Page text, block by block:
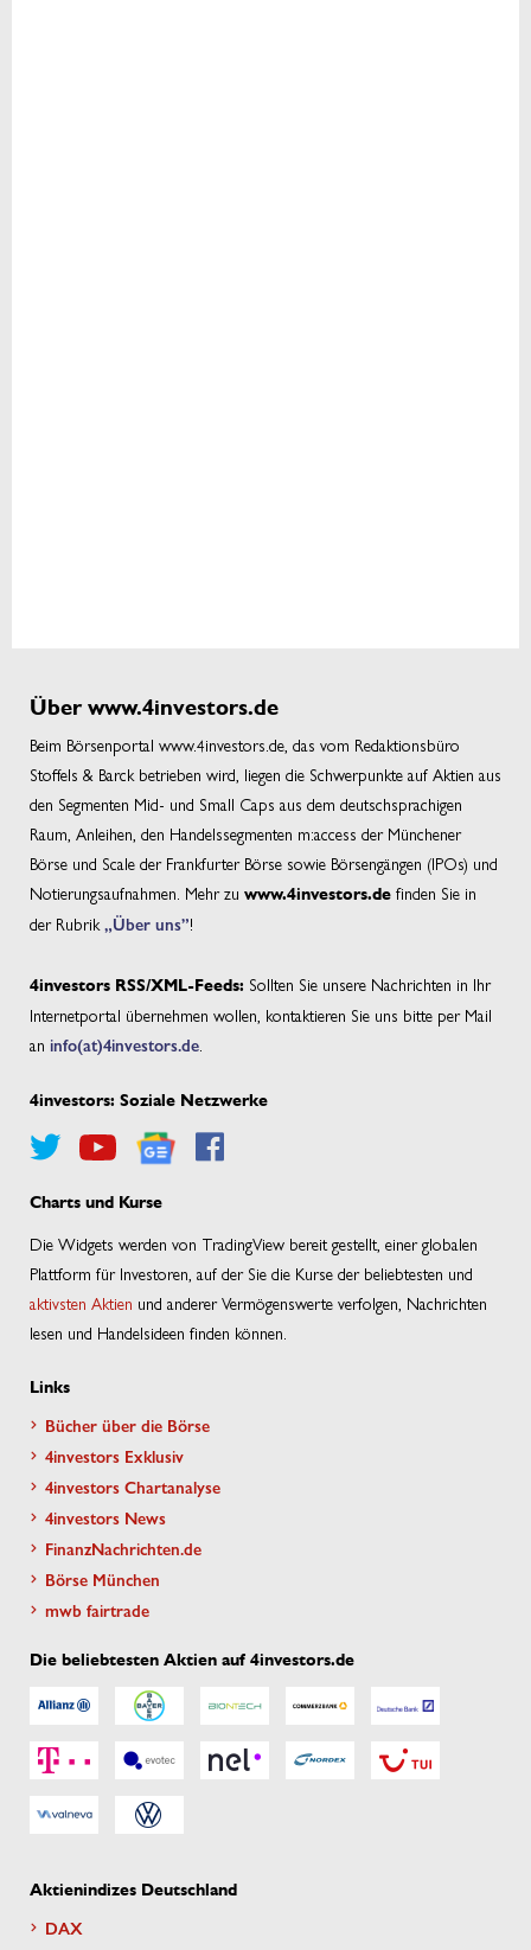
Über www.4investors.de
Beim Börsenportal www.4investors.de, das vom Redaktionsbüro
Stoffels & Barck betrieben wird, liegen die Schwerpunkte auf Aktien aus
den Segmenten Mid- und Small Caps aus dem deutschsprachigen
Raum, Anleihen, den Handelssegmenten m:access der Münchener
Börse und Scale der Frankfurter Börse sowie Börsengängen (IPOs) und
Notierungsaufnahmen. Mehr zu www.4investors.de finden Sie in
der Rubrik „Über uns”!
4investors RSS/XML-Feeds: Sollten Sie unsere Nachrichten in Ihr
Internetportal übernehmen wollen, kontaktieren Sie uns bitte per Mail
an info(at)4investors.de
4investors: Soziale Netzwerke
Charts und Kurse
Die Widgets werden von TradingView bereit gestellt, einer globalen
Plattform für Investoren, auf der Sie die Kurse der beliebtesten und
aktivsten Aktien und anderer Vermögenswerte verfolgen, Nachrichten
lesen und Handelsideen finden können.
Links
Bücher über die Börse
4investors Exklusiv
4investors Chartanalyse
4investors News
FinanzNachrichten.de
Börse München
mwb fairtrade
Die beliebtesten Aktien auf 4investors.de
Aktienindizes Deutschland
DAX